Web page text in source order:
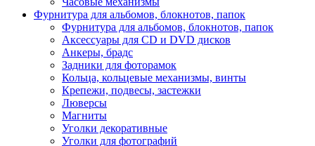
Фурнитура для альбомов, блокнотов, папок
Фурнитура для альбомов, блокнотов, папок
Аксессуары для CD и DVD дисков
Анкеры, брадс
Задники для фоторамок
Кольца, кольцевые механизмы, винты
Крепежи, подвесы, застежки
Люверсы
Магниты
Уголки декоративные
Уголки для фотографий